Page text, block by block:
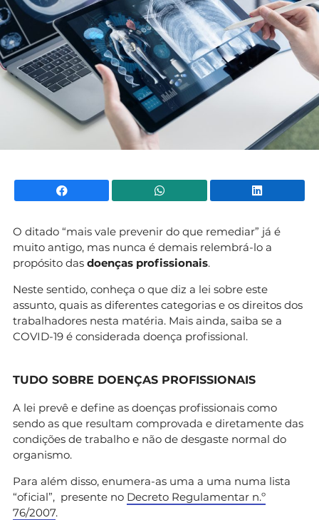
Facebook WhatsApp
O ditado “mais vale prevenir do que remediar” já é
muito antigo, mas nunca é demais relembrá-lo a
propósito das doenças profissionais.
Neste sentido, conheça o que diz a lei sobre este
assunto, quais as diferentes categorias e os direitos dos
trabalhadores nesta matéria. Mais ainda, saiba se a
COVID-19 é considerada doença profissional.
TUDO SOBRE DOENÇAS PROFISSIONAIS
A lei prevê e define as doenças profissionais como
sendo as que resultam comprovada e diretamente das
condições de trabalho e não de desgaste normal do
organismo.
Para além disso, enumera-as uma a uma numa lista
“oficial”, presente no Decreto Regulamentar n.º
76/2007.